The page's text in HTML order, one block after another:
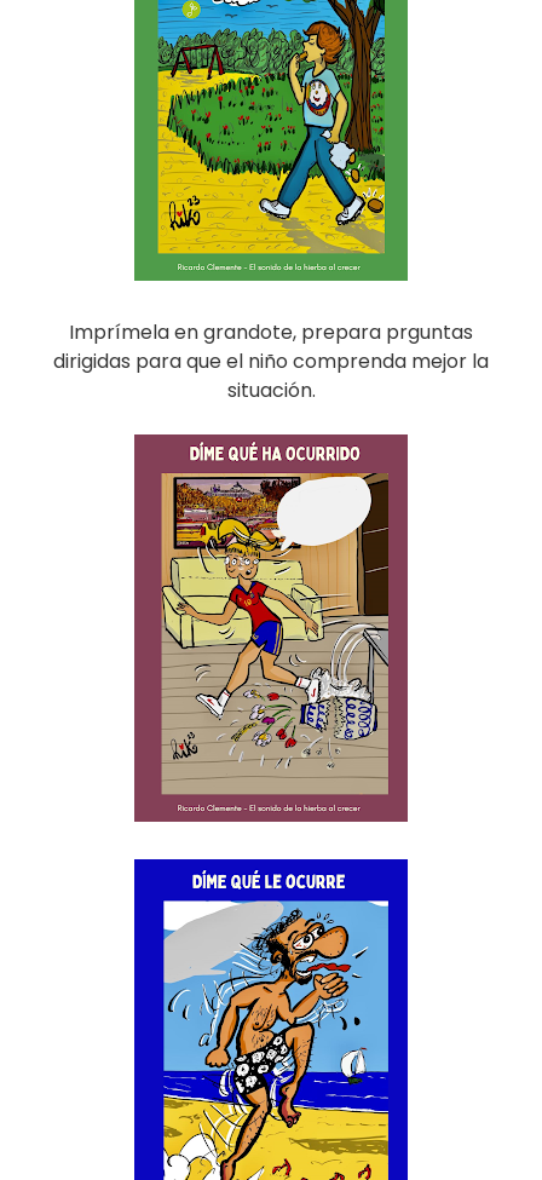
Imprímela en grandote, prepara prguntas
dirigidas para que el niño comprenda mejor la
situación.